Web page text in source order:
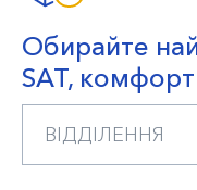
Обирайте
SAT,